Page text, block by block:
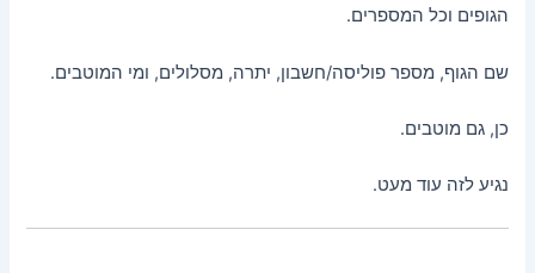
הגופים וכל המספרים.
שם הגוף, מספר פוליסה/חשבון, יתרה, מסלולים, ומי המוטבים.
כן, גם מוטבים.
נגיע לזה עוד מעט.